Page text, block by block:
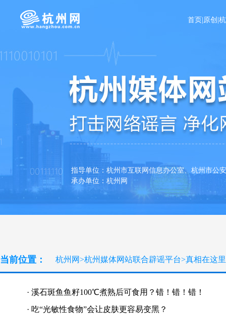
首页 原创 |
指导单位：杭州市互联网信息办公室、杭州
承办单位：杭州网
当前位置： 杭州网>杭州媒体网站联合辟谣平台>真相在这里
· 溪石斑鱼鱼籽100℃煮熟后可食用？错！错！错！
· 吃“光敏性食物”会让皮肤更容易变黑？